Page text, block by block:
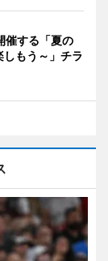
催する「夏の
もう～」チラ